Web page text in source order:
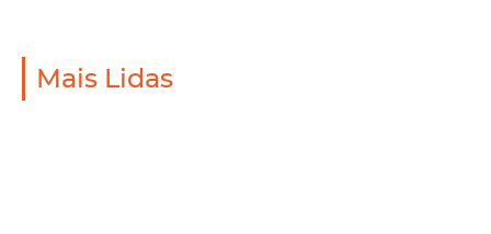
Mais Lidas